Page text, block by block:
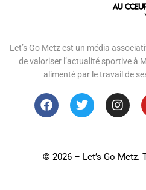
Let’s Go Metz est un média
de valoriser l’actualité sportive à
alimenté par le travail de
© 2026 – Let’s Go Metz.